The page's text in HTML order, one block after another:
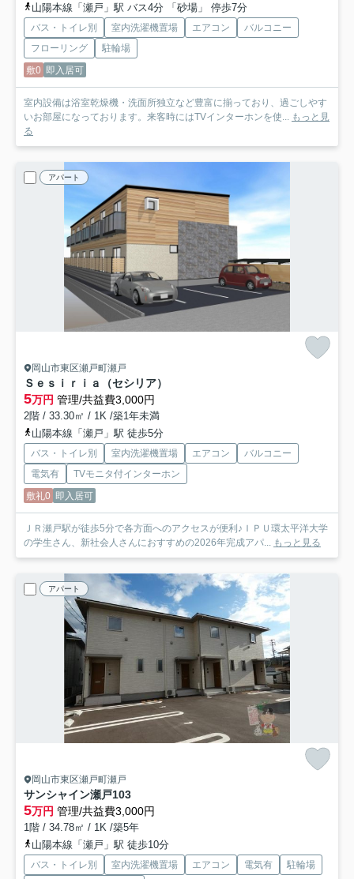
山陽本線「瀬戸」駅 バス4分 「砂場」 停歩7分
バス・トイレ別 室内洗濯機置場 エアコン
バルコニー
フローリング
駐輪場
敷0 即入居可
室内設備は浴室乾燥機・洗面所独立など豊富に揃っており、過ごしやす
いお部屋になっております。来客時にはTVインターホンを使... もっと見
る
アパート
岡山市東区瀬戸町瀬戸
Ｓｅｓｉｒｉａ（セシリア）
5万円 管理/共益費3,000円
2階 / 33.30㎡ / 1K /築1年未満
山陽本線「瀬戸」駅 徒歩5分
バス・トイレ別 室内洗濯機置場 エアコン
バルコニー
電気有
TVモニタ付インターホン
敷礼0 即入居可
ＪＲ瀬戸駅が徒歩5分で各方面へのアクセスが便利♪ＩＰＵ環太平洋大学
の学生さん、新社会人さんにおすすめの2026年完成アパ... もっと見る
アパート
岡山市東区瀬戸町瀬戸
サンシャイン瀬戸103
5万円 管理/共益費3,000円
1階 / 34.78㎡ / 1K /築5年
山陽本線「瀬戸」駅 徒歩10分
バス・トイレ別 室内洗濯機置場 エアコン 電気有
駐輪場